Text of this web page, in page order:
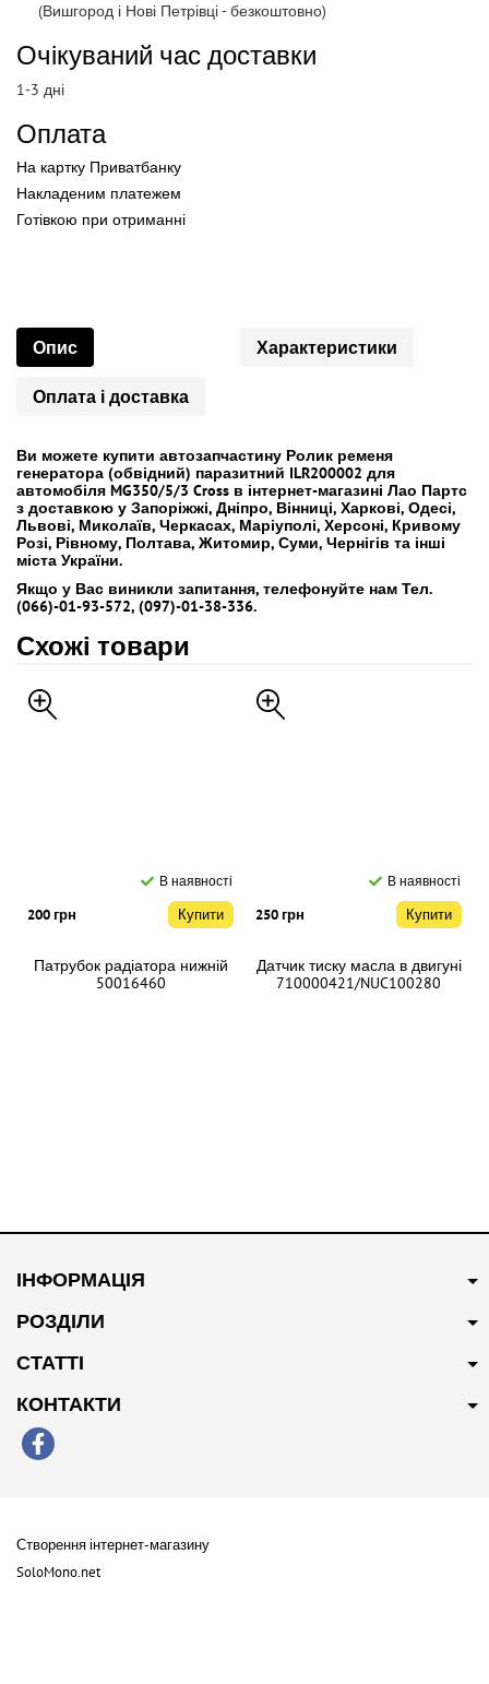
(Вишгород і Нові Петрівці - безкоштовно)
Очікуваний час доставки
1-3 дні
Оплата
На картку Приватбанку
Накладеним платежем
Готівкою при отриманні
Опис Характеристики
Оплата і доставка
Ви можете купити автозапчастину Ролик ременя
генератора (обвідний) паразитний ILR200002 для
автомобіля MG350/5/3 Cross в інтернет-магазині Лао Партс
з доставкою у Запоріжжі, Дніпро, Вінниці, Харкові, Одесі,
Львові, Миколаїв, Черкасах, Маріуполі, Херсоні, Кривому
Розі, Рівному, Полтава, Житомир, Суми, Чернігів та інші
міста України.
Якщо у Вас виникли запитання, телефонуйте нам Тел.
(066)-01-93-572, (097)-01-38-336.
Схожі товари
В наявності
200 грн Купити
Патрубок радіатора нижній
50016460
В наявності
250 грн Купити
Датчик тиску масла в двигуні
710000421/NUC100280
250 грн Купити
Патрубок системи
300 грн Купити
200 грн Купити
ІНФОРМАЦІЯ
РОЗДІЛИ
СТАТТІ
КОНТАКТИ
Створення інтернет-магазину
SoloMono.net